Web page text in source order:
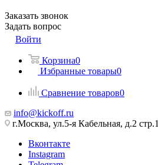
Заказать звонок
Задать вопрос
Войти
Корзина0
Избранные товары0
Сравнение товаров0
info@kickoff.ru
г.Москва, ул.5-я Кабельная, д.2 стр.1
Вконтакте
Instagram